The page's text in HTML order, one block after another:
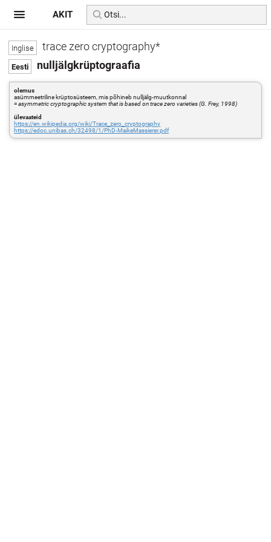
trace zero cryptography*
nulljälgkrüptograafia
olemus
asümmeetriline krüptosüsteem, mis põhineb nulljälg-muutkonnal
=asymmetric cryptographic system that is based on trace zero varieties (G. Frey, 1998)
ülevaateid
https://en.wikipedia.org/wiki/Trace_zero_cryptography
https://edoc.unibas.ch/32498/1/PhD-MaikeMassierer.pdf
AKIT